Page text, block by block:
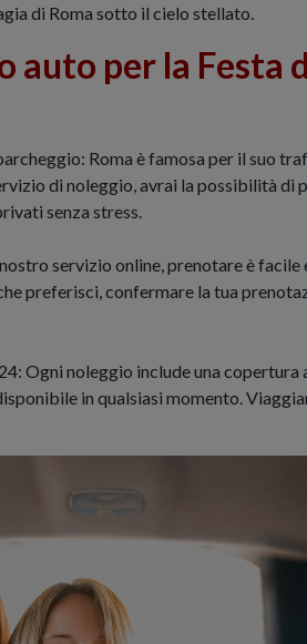
di Roma sotto il cielo stellato.
auto per la Festa
Roma è famosa per il suo
di noleggio, avrai la possibilità di
senza stress.
servizio online, prenotare è facile
preferisci, confermare la tua
Ogni noleggio include una copertura
in qualsiasi momento.